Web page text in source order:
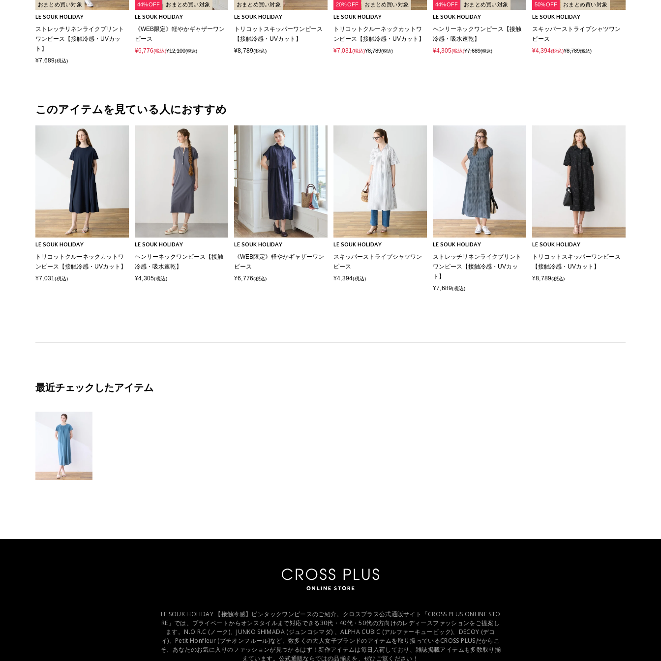
おまとめ買い対象
LE SOUK HOLIDAY
ストレッチリネンライクプリント
ワンピース【接触冷感・UVカッ
ト】
¥7,689(税込)
44%OFF おまとめ買い対象
LE SOUK HOLIDAY
《WEB限定》軽やかギャザーワン
ピース
¥6,776(税込)¥12,100(税込)
おまとめ買い対象
LE SOUK HOLIDAY
トリコットスキッパーワンピース
【接触冷感・UVカット】
¥8,789(税込)
20%OFF おまとめ買い対象
LE SOUK HOLIDAY
トリコットクルーネックカットワ
ンピース【接触冷感・UVカット】
¥7,031(税込)¥8,789(税込)
44%OFF おまとめ買い対象
LE SOUK HOLIDAY
ヘンリーネックワンピース【接触
冷感・吸水速乾】
¥4,305(税込)¥7,689(税込)
50%OFF おまとめ買い対象
LE SOUK HOLIDAY
スキッパーストライプシャツワン
ピース
¥4,394(税込)¥8,789(税込)
このアイテムを見ている人におすすめ
LE SOUK HOLIDAY
トリコットクルーネックカットワ
ンピース【接触冷感・UVカット】
¥7,031(税込)
LE SOUK HOLIDAY
ヘンリーネックワンピース【接触
冷感・吸水速乾】
¥4,305(税込)
LE SOUK HOLIDAY
《WEB限定》軽やかギャザーワン
ピース
¥6,776(税込)
LE SOUK HOLIDAY
スキッパーストライプシャツワン
ピース
¥4,394(税込)
LE SOUK HOLIDAY
ストレッチリネンライクプリント
ワンピース【接触冷感・UVカッ
ト】
¥7,689(税込)
LE SOUK HOLIDAY
トリコットスキッパーワンピース
【接触冷感・UVカット】
¥8,789(税込)
最近チェックしたアイテム
LE SOUK HOLIDAY 【接触冷感】ピンタックワンピースのご紹介。クロスプラス公式通販サイト「CROSS PLUS ONLINE STO
RE」では、プライベートからオンスタイルまで対応できる30代・40代・50代の方向けのレディースファッションをご提案し
ます。N.O.R.C (ノーク)、JUNKO SHIMADA (ジュンコシマダ) 、ALPHA CUBIC (アルファーキュービック)、DECOY (デコ
イ)、Petit Honfleur (プチオンフルール)など、数多くの大人女子ブランドのアイテムを取り扱っているCROSS PLUSだからこ
そ、あなたのお気に入りのファッションが見つかるはず！新作アイテムは毎日入荷しており、雑誌掲載アイテムも多数取り揃
えています。公式通販ならではの品揃えを、ぜひご覧ください！